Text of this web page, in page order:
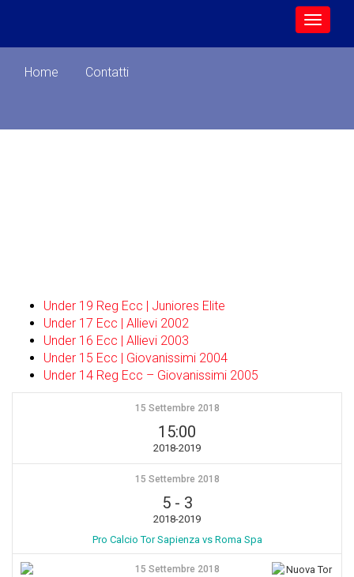
Home Contatti
Under 19 Reg Ecc | Juniores Elite
Under 17 Ecc | Allievi 2002
Under 16 Ecc | Allievi 2003
Under 15 Ecc | Giovanissimi 2004
Under 14 Reg Ecc – Giovanissimi 2005
15 Settembre 2018
15:00
2018-2019
15 Settembre 2018
5- 3
2018-2019
Pro Calcio Tor Sapienza vs Roma Spa
15 Settembre 2018